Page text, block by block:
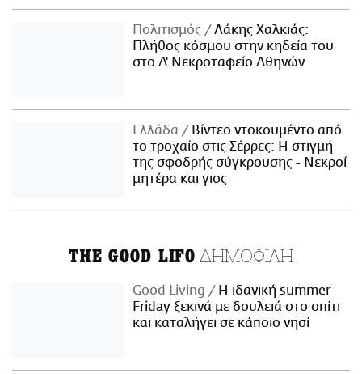
Πολιτισμός
Λάκης Χαλκιάς:
Πλήθος κόσμου στην κηδεία του
στο Α' Νεκροταφείο Αθηνών
Ελλάδα
Βίντεο ντοκουμέντο από
το τροχαίο στις Σέρρες: Η στιγμή
της σφοδρής σύγκρουσης - Νεκροί
μητέρα και γιος
THE GOOD LIFO ΔΗΜΟΦΙΛΗ
Good Living
Η ιδανική summer
Friday ξεκινά με δουλειά στο σπίτι
και καταλήγει σε κάποιο νησί